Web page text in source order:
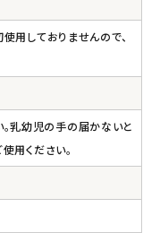
用しておりませんので、
乳幼児の手の届かないと
用ください。